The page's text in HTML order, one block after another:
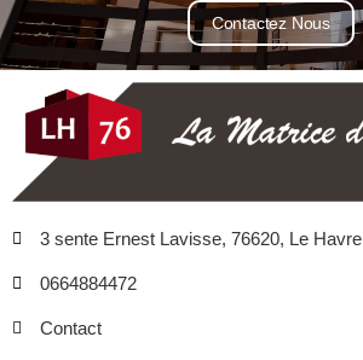
Contactez Nous
3 sente Ernest Lavisse, 76620, Le Havre
0664884472
Contact